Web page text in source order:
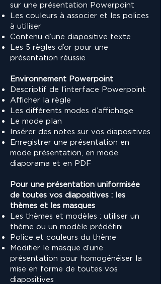
sur une présentation Powerpoint
Les couleurs à associer et les polices
à utiliser
Contenu d’une diapositive texte
Les 5 règles d’or pour une
présentation réussie
Environnement Powerpoint
Descriptif de l’interface Powerpoint
Afficher la règle
Les différents modes d’affichage
Le mode plan
Insérer des notes sur vos diapositives
Enregistrer une présentation en
mode présentation, en mode
diaporama et en PDF
Pour une présentation uniformisée
de toutes vos diapositives : les
thèmes et les masques
Les thèmes et modèles : utiliser un
thème ou un modèle prédéfini
Police et couleurs du thème
Modifier le masque d’une
présentation pour homogénéiser la
mise en forme de toutes vos
diapositives